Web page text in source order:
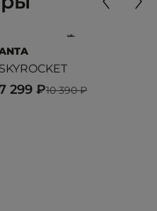
SKYROCKET
10 390 ₽
299 ₽